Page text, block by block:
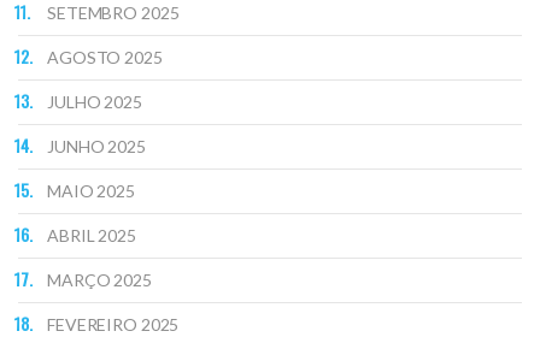
SETEMBRO 2025
AGOSTO 2025
JULHO 2025
JUNHO 2025
MAIO 2025
ABRIL 2025
MARÇO 2025
FEVEREIRO 2025